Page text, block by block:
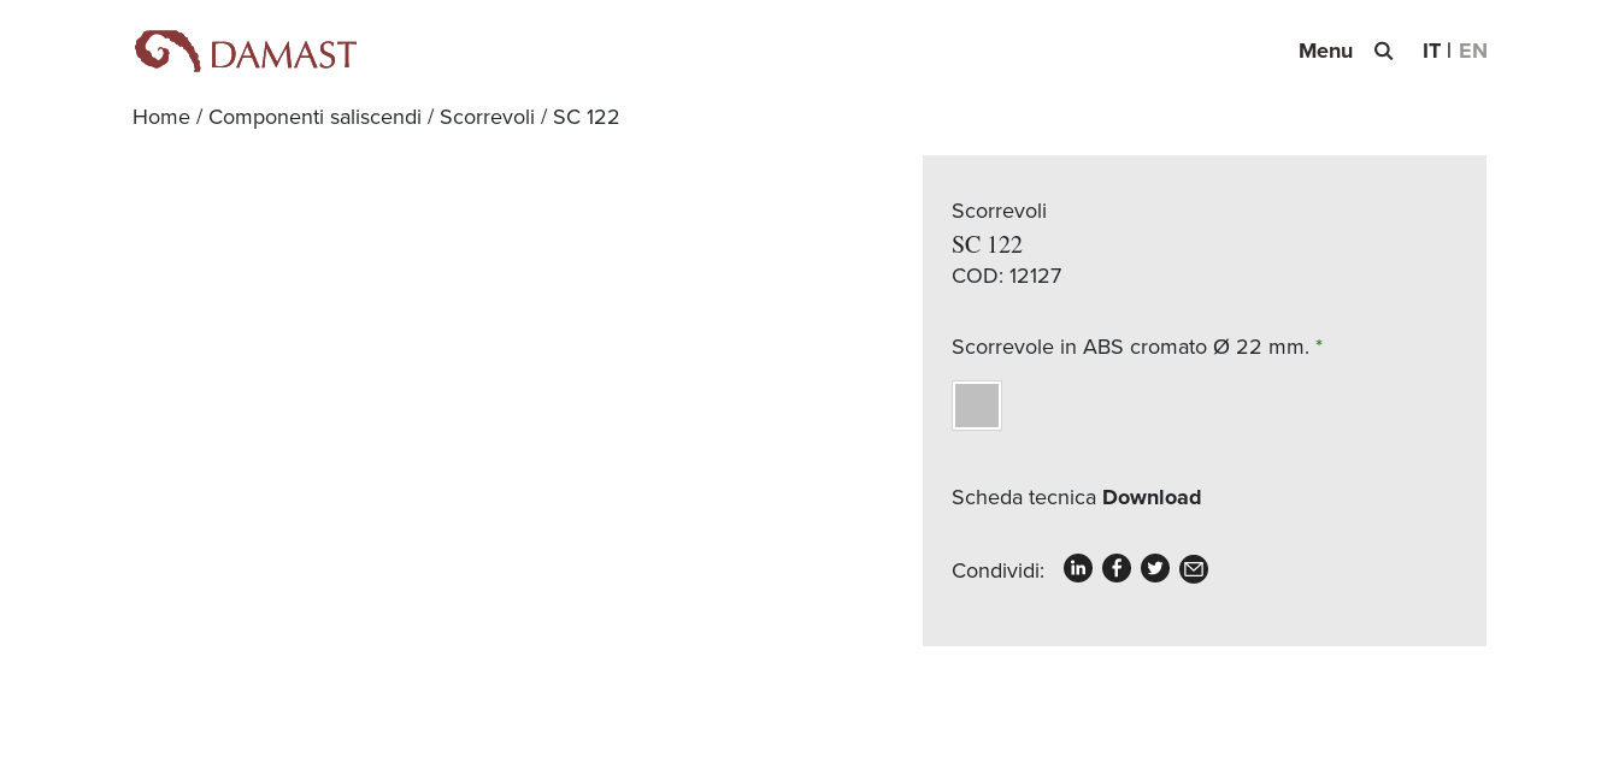
Menu IT EN
Home/ Componenti saliscendi / Scorrevoli / SC 122
Scorrevoli
SC 122
COD: 12127
Scorrevole in ABS cromato Ø 22 mm. *
Scheda tecnica Download
Condividi: